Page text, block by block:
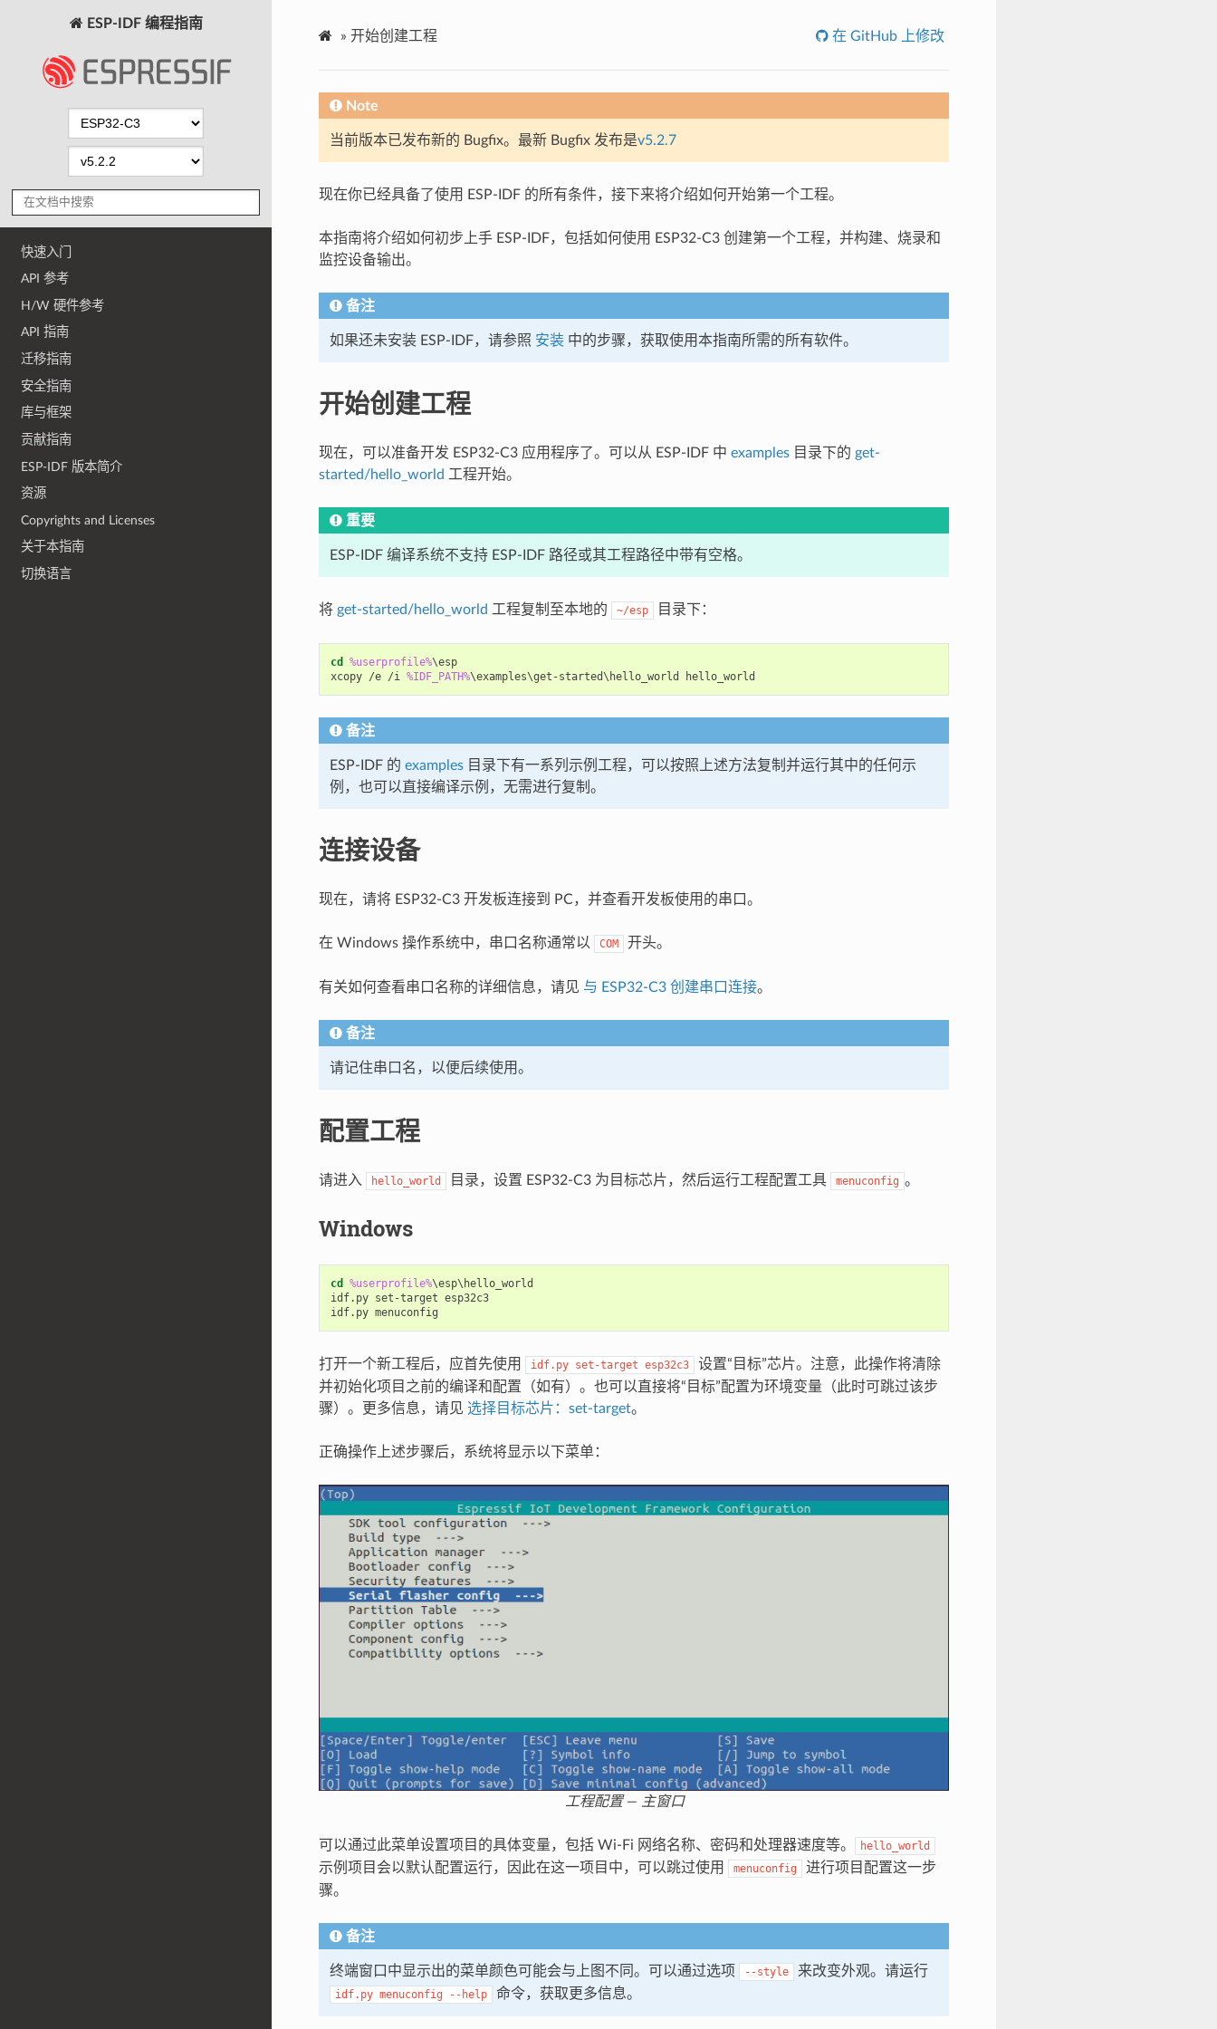
ESP-IDF 编程指南
快速入门
API 参考
H/W 硬件参考
API 指南
迁移指南
安全指南
库与框架
贡献指南
ESP-IDF 版本简介
资源
Copyrights and Licenses
关于本指南
切换语言
» 开始创建工程 在 GitHub 上修改
Note
当前版本已发布新的 Bugfix。最新 Bugfix 发布是v5.2.7
现在你已经具备了使用 ESP-IDF 的所有条件，接下来将介绍如何开始第一个工程。
本指南将介绍如何初步上手 ESP-IDF，包括如何使用 ESP32-C3 创建第一个工程，并构建、烧录和
监控设备输出。
备注
如果还未安装 ESP-IDF，请参照 安装中的步骤，获取使用本指南所需的所有软件。
开始创建工程
现在，可以准备开发 ESP32-C3 应用程序了。可以从 ESP-IDF 中 examples目录下的 get-
started/hello_world 工程开始。
重要
ESP-IDF 编译系统不支持 ESP-IDF 路径或其工程路径中带有空格。
将 get-started/hello_world 工程复制至本地的 ~/esp 目录下：
cd %userprofile%\esp
xcopy /e /i %IDF_PATH%
备注
ESP-IDF 的 examples目录下有一系列示例工程，可以按照上述方法复制并运行其中的任何示
例，也可以直接编译示例，无需进行复制。
连接设备
现在，请将 ESP32-C3 开发板连接到 PC，并查看开发板使用的串口。
在 Windows 操作系统中，串口名称通常以 COM 开头。
有关如何查看串口名称的详细信息，请见 与 ESP32-C3 创建串口连接。
备注
请记住串口名，以便后续使用。
配置工程
请进入 hello_world 目录，设置 ESP32-C3 为目标芯片，然后运行工程配置工具 menuconfig 。
Windows
cd %userprofile%\esp\hello_world
idf.py set-target esp32c3
打开一个新工程后，应首先使用 idf.py set-target esp32c3
设置“目标”芯片。注意，此操作将清除
并初始化项目之前的编译和配置（如有）。也可以直接将“目标”配置为环境变量（此时可跳过该步
骤）。更多信息，请见 选择目标芯片：set-target。
正确操作上述步骤后，系统将显示以下菜单：
工程配置 — 主窗口
可以通过此菜单设置项目的具体变量，包括 Wi-Fi 网络名称、密码和处理器速度等。 hello_world
示例项目会以默认配置运行，因此在这一项目中，可以跳过使用 menuconfig
进行项目配置这一步
骤。
备注
终端窗口中显示出的菜单颜色可能会与上图不同。可以通过选项 --style 来改变外观。请运行
idf.py menuconfig --help 命令，获取更多信息。